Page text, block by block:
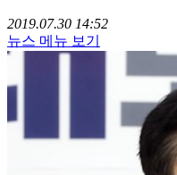
2019.07.30 14:52
뉴스 메뉴 보기